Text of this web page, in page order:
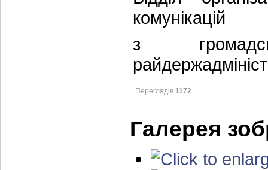
комунікацій
з
Переглядів 1172
Галерея